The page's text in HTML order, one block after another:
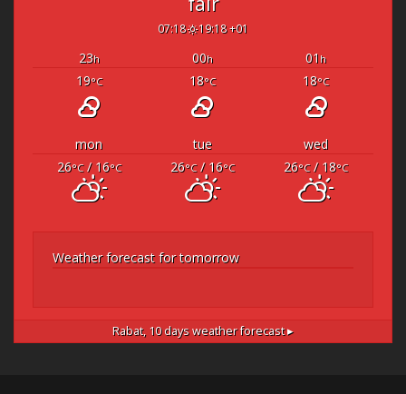
07:18 19:18 +01
23h 00h 01 h
19°C 18°C 18°C
mon tue
wed
26°C/ 16°C 26°C/ 16°C 26°C/ 18°C
Weather forecast for tomorrow
Rabat, 10 days weather forecast ▸